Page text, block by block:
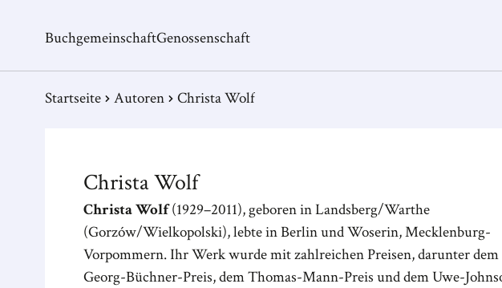
BuchgemeinschaftGenossenschaft
Startseite Autoren Christa Wolf
ChristaWolf
Christa Wolf(1929–2011), geboren in Landsberg/Warthe
(Gorzów/Wielkopolski), lebte in Berlin und Woserin, Mecklenburg-
Vorpommern. Ihr Werk wurde mit zahlreichen Preisen, darunter dem
Georg-Büchner-Preis, dem Thomas-Mann-Preis und dem Uwe-